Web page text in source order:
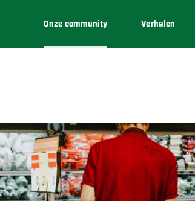
Onze community Verhalen